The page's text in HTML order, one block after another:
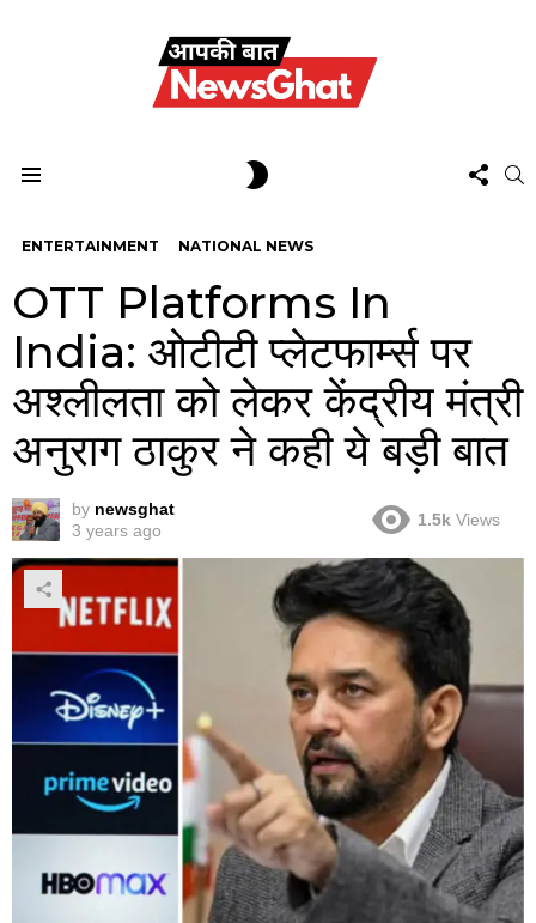
US
ENTERTAINMENT NATIONAL NEWS
OTT Platforms In
India: ओटीटी प्लेटफार्म्स पर
अश्लीलता को लेकर केंद्रीय मंत्री
अनुराग ठाकुर ने कही ये बड़ी बात
by newsghat
3 years ago
1.5k Views